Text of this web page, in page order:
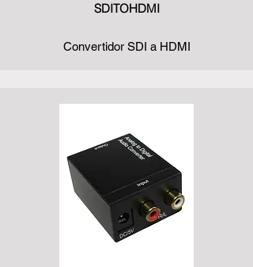
SDITOHDMI
Convertidor SDI a HDMI